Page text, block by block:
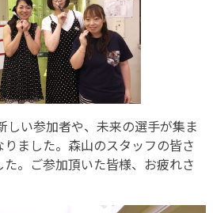
しい参加者や、未来の選手が集ま
ました。森山のスタッフの皆さ
。ご参加頂いた皆様、お疲れさ